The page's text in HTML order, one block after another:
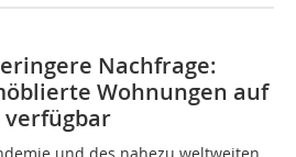
Nachfrage:
Wohnungen auf